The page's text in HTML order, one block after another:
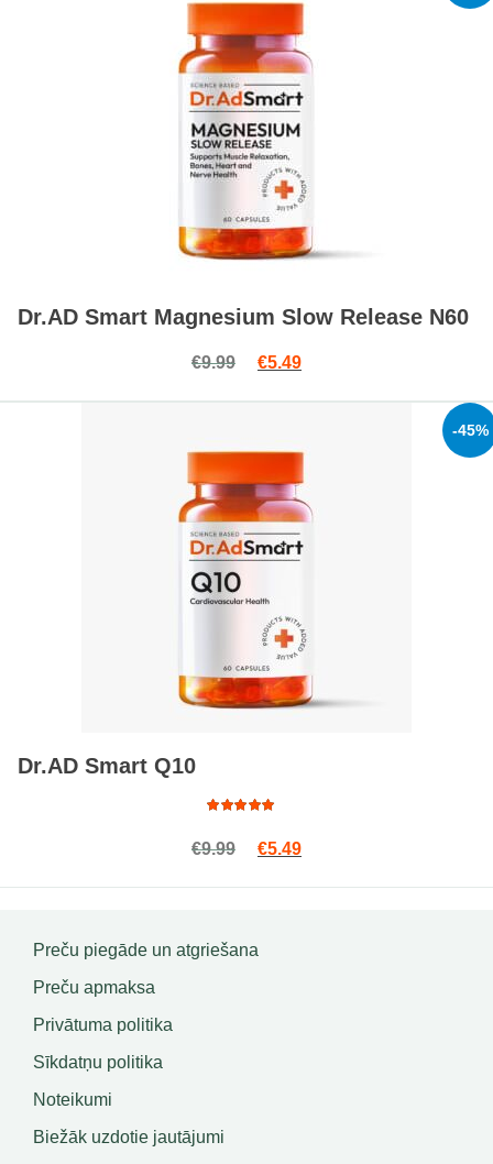
Dr.AD Smart Magnesium Slow Release N60
€9.99 Original price was: €9.99.
€5.49Current price is: €5.49.
-45%
Dr.AD Smart Q10
5.00
out
€9.99 Original price was: €9.99.
€5.49Current price is: €5.49.
Preču piegāde un atgriešana
Preču apmaksa
Privātuma politika
Sīkdatņu politika
Noteikumi
Biežāk uzdotie jautājumi